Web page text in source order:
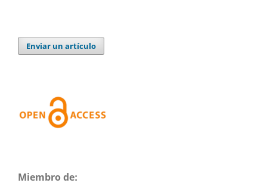
Enviar un artículo
Miembro de: